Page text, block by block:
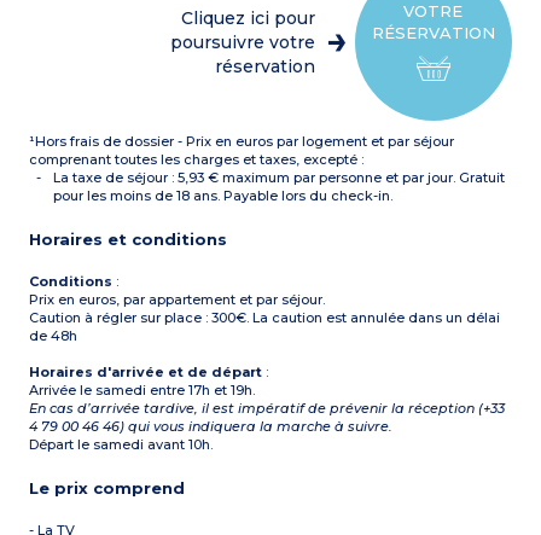
Kitchenette avec plaque
électrique, micro-ondes,
Salle de bains et WC séparé
VOTRE
RÉSERVATION
Cliquez ici pour
poursuivre votre
réservation
¹Hors frais de dossier - Prix en euros par logement et par séjour
comprenant toutes les charges et taxes, excepté :
La taxe de séjour : 5,93 € maximum par personne et par jour. Gratuit
pour les moins de 18 ans. Payable lors du check-in.
Horaires et conditions
Conditions :
Prix en euros, par appartement et par séjour.
Caution à régler sur place : 300€. La caution est annulée dans un délai
de 48h
Horaires d'arrivée et de départ :
Arrivée le samedi entre 17h et 19h.
En cas d’arrivée tardive, il est impératif de prévenir la réception (+33
4 79 00 46 46) qui vous indiquera la marche à suivre.
Départ le samedi avant 10h.
Le prix comprend
- La TV